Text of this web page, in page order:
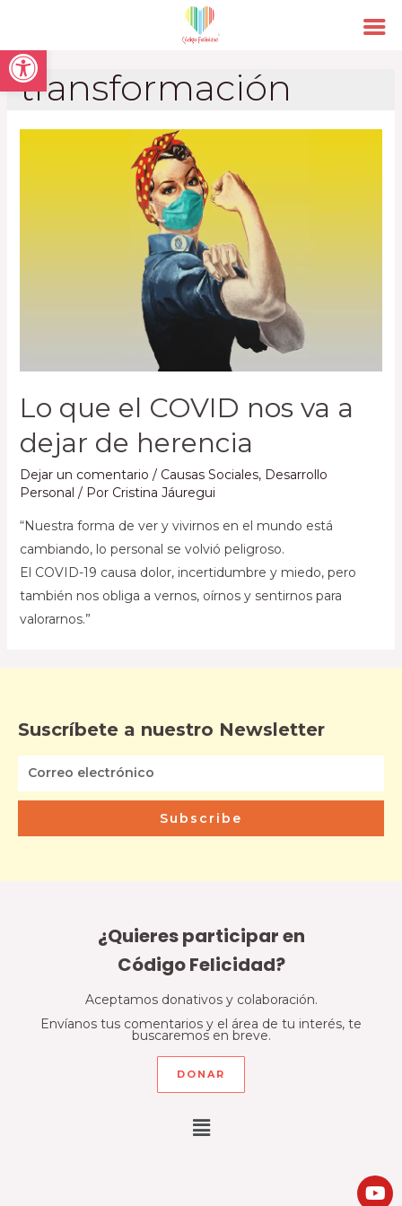
Open toolbar
transformación
Lo que el COVID nos va a
dejar de herencia
Dejar un comentario / Causas Sociales, Desarrollo
Personal / Por Cristina Jáuregui
“Nuestra forma de ver y vivirnos en el mundo está
cambiando, lo personal se volvió peligroso.
El COVID-19 causa dolor, incertidumbre y miedo, pero
también nos obliga a vernos, oírnos y sentirnos para
valorarnos.”
Suscríbete a nuestro Newsletter
Subscribe
¿Quieres participar en
Código Felicidad?
Aceptamos donativos y colaboración.
Envíanos tus comentarios y el área de tu interés, te
buscaremos en breve.
DONAR